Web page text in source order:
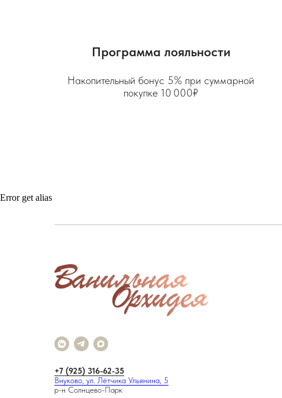
Программа лояльности
Накопительный бонус 5% при суммарной
покупке 10 000₽
Error get alias
+7 (925) 316-62-35
Внуково, ул. Лётчика Ульянина, 5
р-н Солнцево-Парк